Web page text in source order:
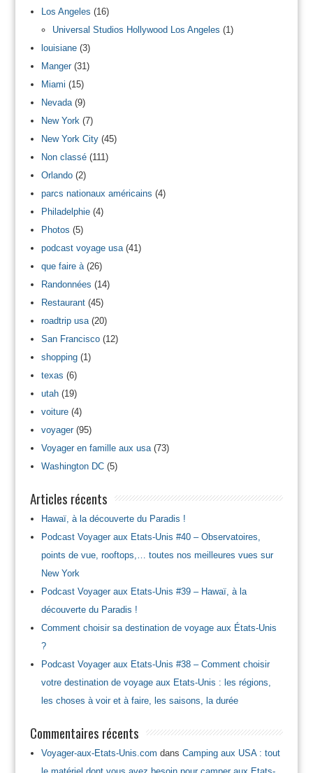
Los Angeles (16)
Universal Studios Hollywood Los Angeles (1)
louisiane(3)
Manger(31)
Miami (15)
Nevada(9)
New York (7)
New York City(45)
Non classé(111)
Orlando(2)
parcs nationaux américains (4)
Philadelphie(4)
Photos (5)
podcast voyage usa(41)
que faire à(26)
Randonnées (14)
Restaurant(45)
roadtrip usa(20)
San Francisco(12)
shopping(1)
texas (6)
utah(19)
voiture(4)
voyager(95)
Voyager en famille aux usa(73)
Washington DC(5)
Articles récents
Hawaï, à la découverte du Paradis !
Podcast Voyager aux Etats-Unis #40 – Observatoires,
points de vue, rooftops,… toutes nos meilleures vues sur
New York
Podcast Voyager aux Etats-Unis #39 – Hawaï, à la
découverte du Paradis !
Comment choisir sa destination de voyage aux États-Unis
?
Podcast Voyager aux Etats-Unis #38 – Comment choisir
votre destination de voyage aux Etats-Unis : les régions,
les choses à voir et à faire, les saisons, la durée
Commentaires récents
Voyager-aux-Etats-Unis.com dans Camping aux USA : tout